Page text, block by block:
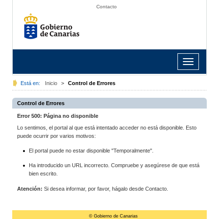
Contacto
Toggle
navigation
Está en: Inicio > Control de Errores
Control de Errores
Error 500: Página no disponible
Lo sentimos, el portal al que está intentado acceder no está disponible. Esto
puede ocurrir por varios motivos:
El portal puede no estar disponible "Temporalmente".
Ha introducido un URL incorrecto. Compruebe y asegúrese de que está
bien escrito.
Atención: Si desea informar, por favor, hágalo desde Contacto.
© Gobierno de Canarias